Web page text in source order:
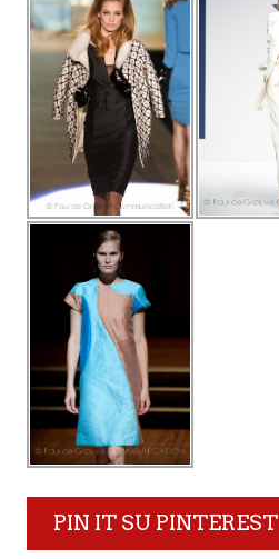
PIN IT SU PINTEREST